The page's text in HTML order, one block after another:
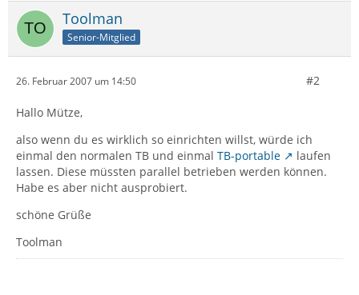
Toolman
Senior-Mitglied
26. Februar 2007 um 14:50 #2
Hallo Mütze,
also wenn du es wirklich so einrichten willst, würde ich
einmal den normalen TB und einmal TB-portable
laufen
lassen. Diese müssten parallel betrieben werden können.
Habe es aber nicht ausprobiert.
schöne Grüße
Toolman